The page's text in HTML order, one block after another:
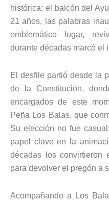
histórica: el balcón del
21 años, las palabras
emblemático lugar,
durante décadas marcó el
El desfile partió desde la
de la Constitución,
encargados de este
Peña Los Balas, que
Su elección no fue
papel clave en la
décadas los convirtieron
para devolver el pregón a
Acompañando a Los